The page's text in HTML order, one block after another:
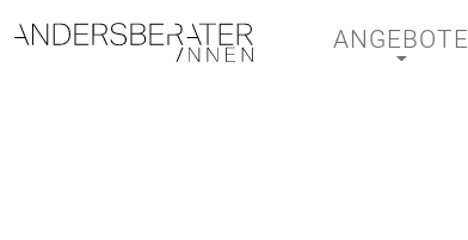
Hauptnavigation
ANGEBOTE